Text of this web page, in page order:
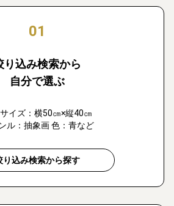
01
り込み検索から
自分で選ぶ
イズ：横50㎝×縦40㎝
ル：抽象画 色：青など
り込み検索から探す